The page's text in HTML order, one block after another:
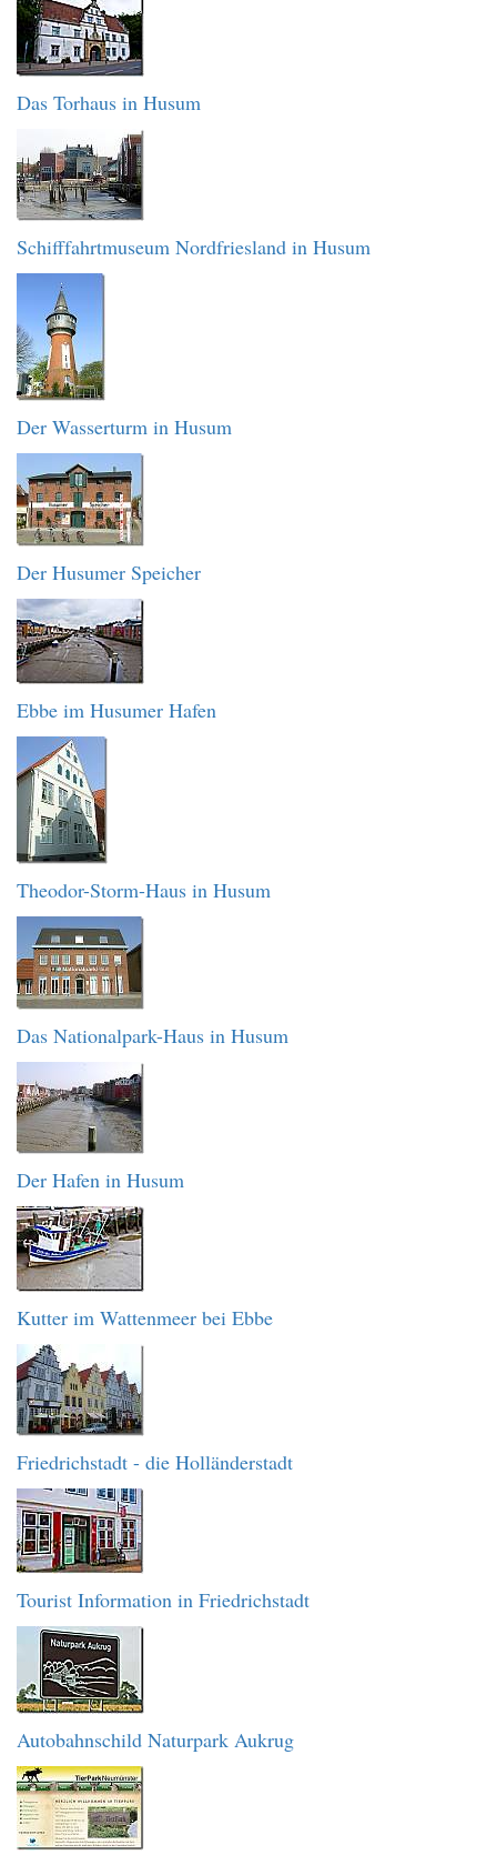
Das Torhaus in Husum
Schifffahrtmuseum Nordfriesland in Husum
Der Wasserturm in Husum
Der Husumer Speicher
Ebbe im Husumer Hafen
Theodor-Storm-Haus in Husum
Das Nationalpark-Haus in Husum
Der Hafen in Husum
Kutter im Wattenmeer bei Ebbe
Friedrichstadt - die Holländerstadt
Tourist Information in Friedrichstadt
Autobahnschild Naturpark Aukrug